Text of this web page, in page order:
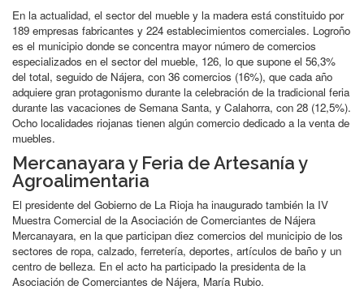
En la actualidad, el sector del mueble y la madera está constituido por
189 empresas fabricantes y 224 establecimientos comerciales. Logroño
es el municipio donde se concentra mayor número de comercios
especializados en el sector del mueble, 126, lo que supone el 56,3%
del total, seguido de Nájera, con 36 comercios (16%), que cada año
adquiere gran protagonismo durante la celebración de la tradicional feria
durante las vacaciones de Semana Santa, y Calahorra, con 28 (12,5%).
Ocho localidades riojanas tienen algún comercio dedicado a la venta de
muebles.
Mercanayara y Feria de Artesanía y
Agroalimentaria
El presidente del Gobierno de La Rioja ha inaugurado también la IV
Muestra Comercial de la Asociación de Comerciantes de Nájera
Mercanayara, en la que participan diez comercios del municipio de los
sectores de ropa, calzado, ferretería, deportes, artículos de baño y un
centro de belleza. En el acto ha participado la presidenta de la
Asociación de Comerciantes de Nájera, María Rubio.